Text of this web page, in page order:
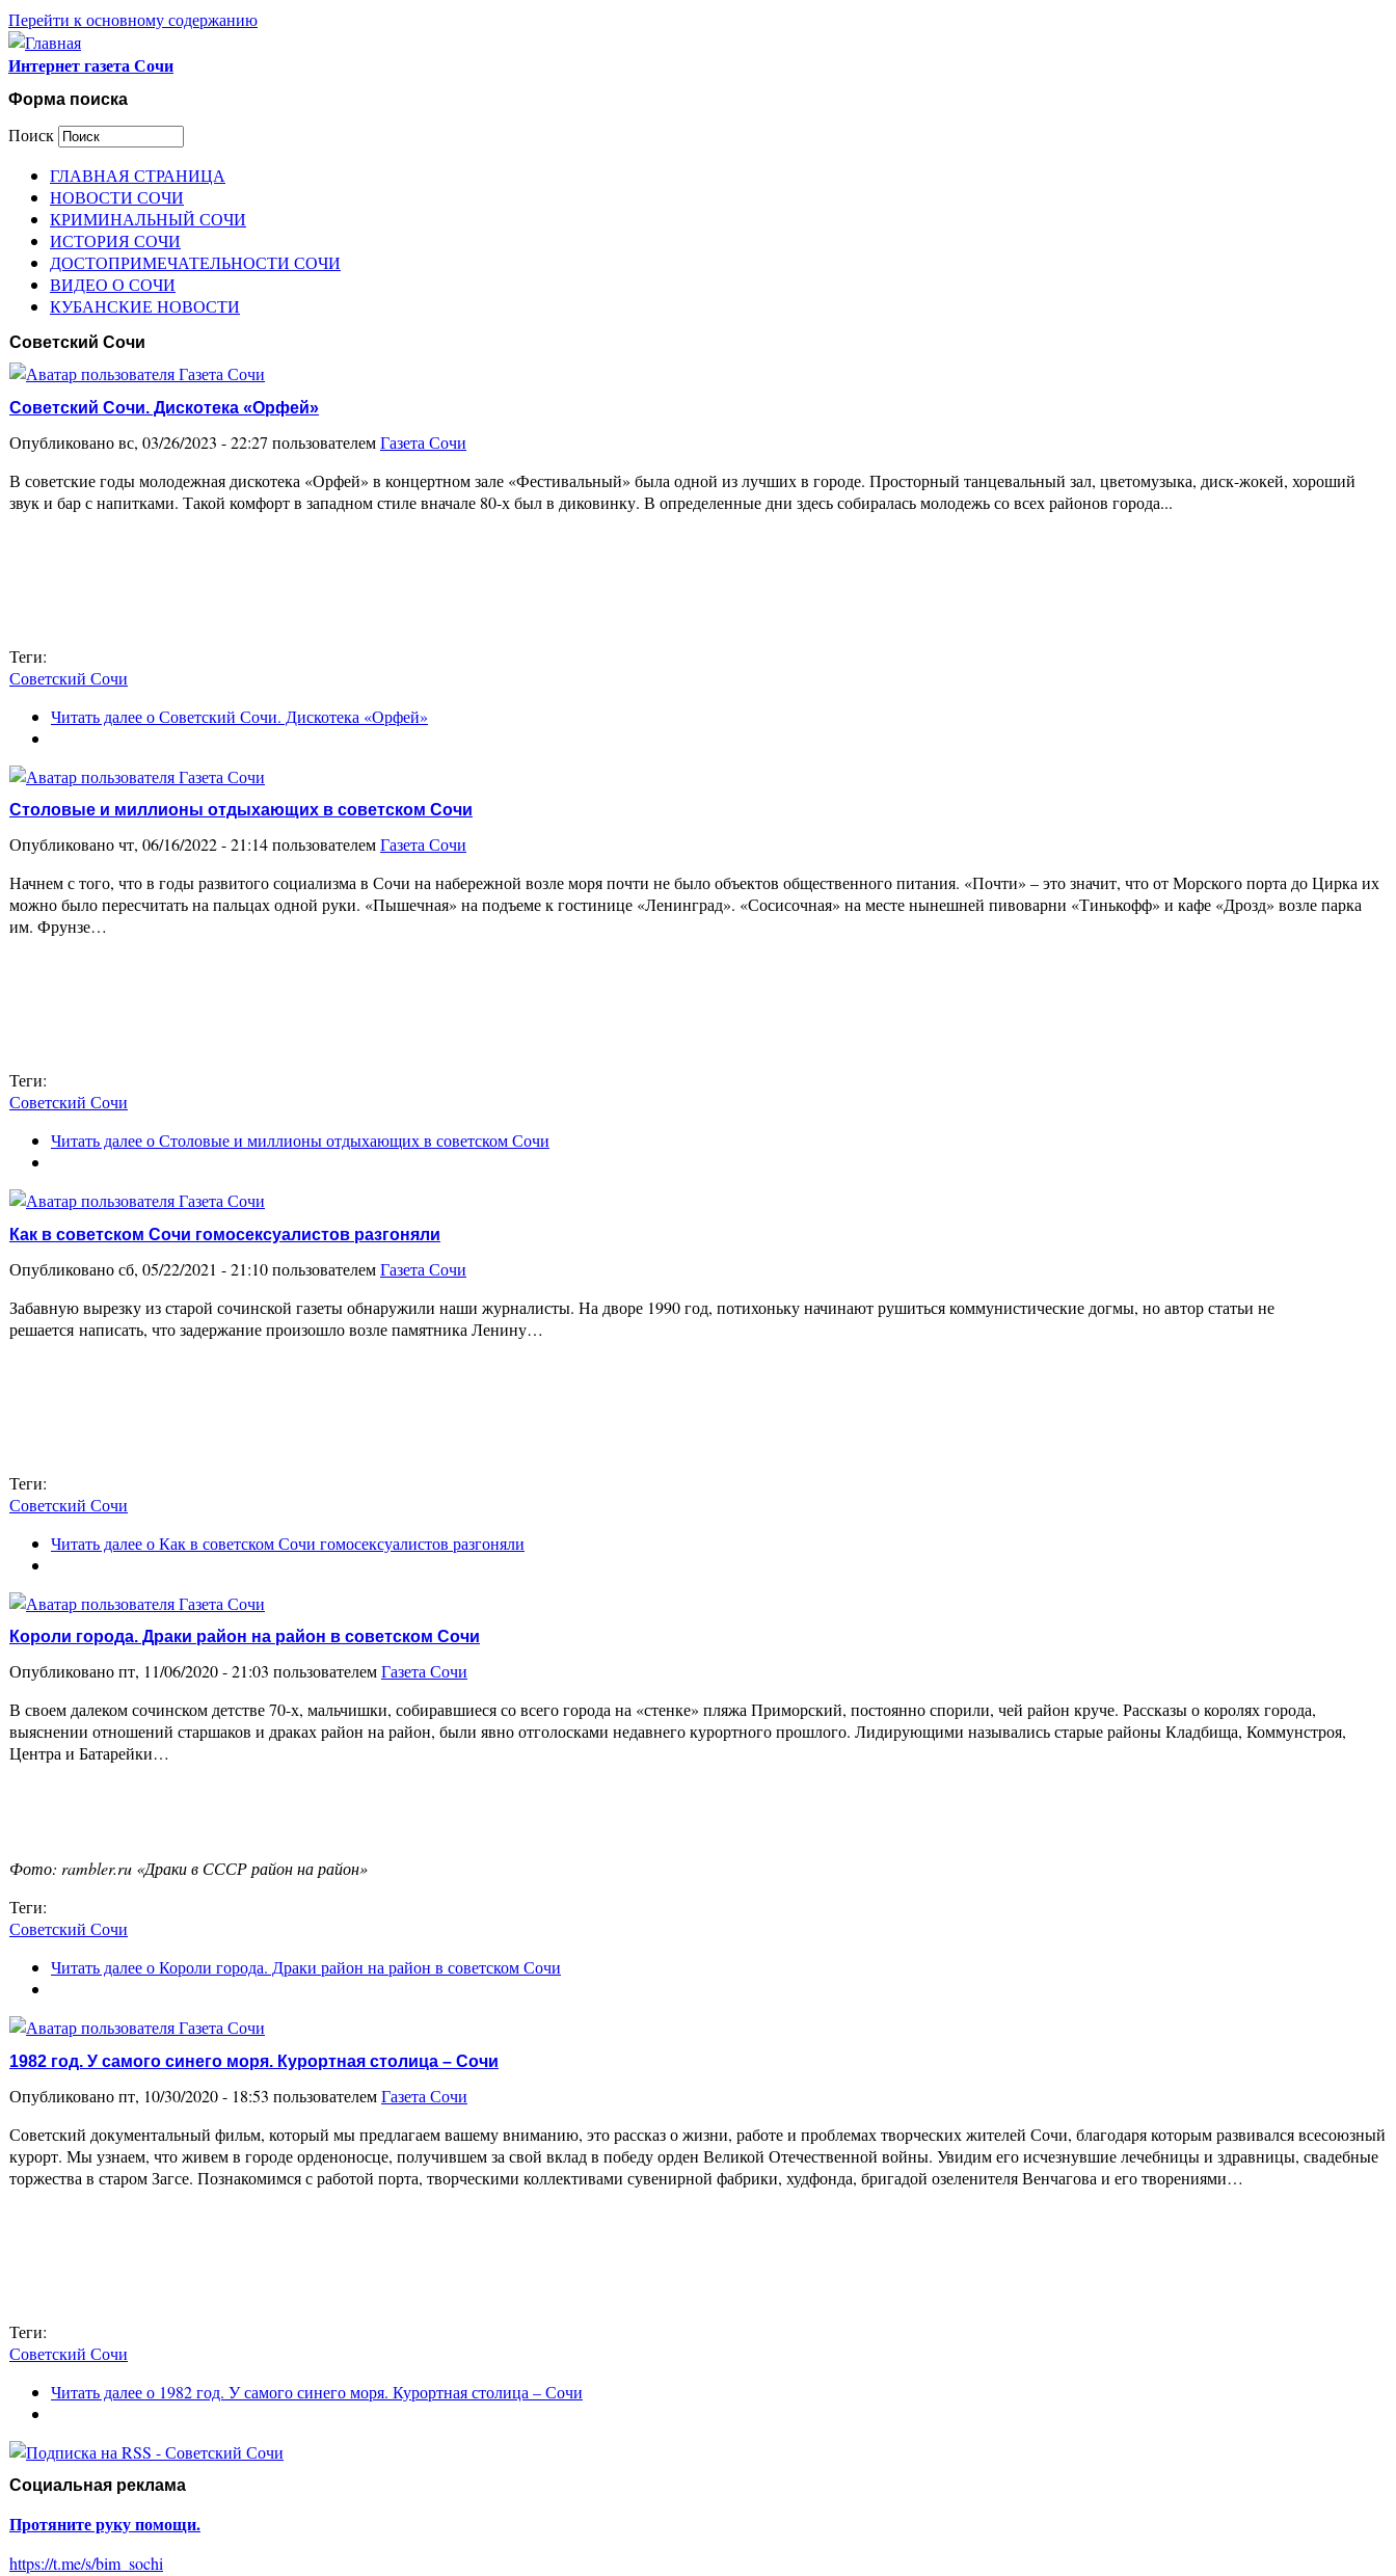
Перейти к основному содержанию
Интернет газета Сочи
Форма поиска
Поиск
ГЛАВНАЯ СТРАНИЦА
НОВОСТИ СОЧИ
КРИМИНАЛЬНЫЙ СОЧИ
ИСТОРИЯ СОЧИ
ДОСТОПРИМЕЧАТЕЛЬНОСТИ СОЧИ
ВИДЕО О СОЧИ
КУБАНСКИЕ НОВОСТИ
Советский Сочи
Советский Сочи. Дискотека «Орфей»
Опубликовано вс, 03/26/2023 - 22:27 пользователемГазета Сочи
В советские годы молодежная дискотека «Орфей» в концертном зале «Фестивальный» была одной из лучших в городе. Просторный танцевальный зал, цветомузыка, диск-жокей, хороший
звук и бар с напитками. Такой комфорт в западном стиле вначале 80-х был в диковинку. В определенные дни здесь собиралась молодежь со всех районов города...
Теги:
Советский Сочи
Читать далеео Советский Сочи. Дискотека «Орфей»
Столовые и миллионы отдыхающих в советском Сочи
Опубликовано чт, 06/16/2022 - 21:14 пользователемГазета Сочи
Начнем с того, что в годы развитого социализма в Сочи на набережной возле моря почти не было объектов общественного питания. «Почти» – это значит, что от Морского порта до Цирка их
можно было пересчитать на пальцах одной руки. «Пышечная» на подъеме к гостинице «Ленинград». «Сосисочная» на месте нынешней пивоварни «Тинькофф» и кафе «Дрозд» возле парка
им. Фрунзе…
Теги:
Советский Сочи
Читать далеео Столовые и миллионы отдыхающих в советском Сочи
Как в советском Сочи гомосексуалистов разгоняли
Опубликовано сб, 05/22/2021 - 21:10 пользователемГазета Сочи
Забавную вырезку из старой сочинской газеты обнаружили наши журналисты. На дворе 1990 год, потихоньку начинают рушиться коммунистические догмы, но автор статьи не
решается написать, что задержание произошло возле памятника Ленину…
Теги:
Советский Сочи
Читать далеео Как в советском Сочи гомосексуалистов разгоняли
Короли города. Драки район на район в советском Сочи
Опубликовано пт, 11/06/2020 - 21:03 пользователемГазета Сочи
В своем далеком сочинском детстве 70-х, мальчишки, собиравшиеся со всего города на «стенке» пляжа Приморский, постоянно спорили, чей район круче. Рассказы о королях города,
выяснении отношений старшаков и драках район на район, были явно отголосками недавнего курортного прошлого. Лидирующими назывались старые районы Кладбища, Коммунстроя,
Центра и Батарейки…
Фото: rambler.ru «Драки в СССР район на район»
Теги:
Советский Сочи
Читать далеео Короли города. Драки район на район в советском Сочи
1982 год. У самого синего моря. Курортная столица – Сочи
Опубликовано пт, 10/30/2020 - 18:53 пользователемГазета Сочи
Советский документальный фильм, который мы предлагаем вашему вниманию, это рассказ о жизни, работе и проблемах творческих жителей Сочи, благодаря которым развивался всесоюзный
курорт. Мы узнаем, что живем в городе орденоносце, получившем за свой вклад в победу орден Великой Отечественной войны. Увидим его исчезнувшие лечебницы и здравницы, свадебные
торжества в старом Загсе. Познакомимся с работой порта, творческими коллективами сувенирной фабрики, худфонда, бригадой озеленителя Венчагова и его творениями…
Теги:
Советский Сочи
Читать далеео 1982 год. У самого синего моря. Курортная столица – Сочи
Социальная реклама
Протяните руку помощи.
https://t.me/s/bim_sochi